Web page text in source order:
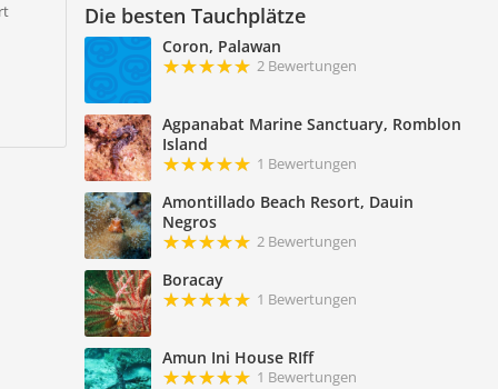
Die besten Tauchplätze
Coron, Palawan
2 Bewertungen
Agpanabat Marine Sanctuary, Romblon
Island
1 Bewertungen
Amontillado Beach Resort, Dauin
Negros
2 Bewertungen
Boracay
1 Bewertungen
Amun Ini House RIff
1 Bewertungen